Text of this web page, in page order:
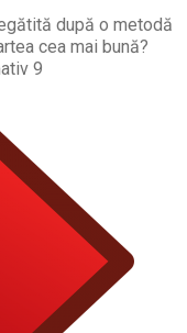
după o metodă
cea mai bună?
9